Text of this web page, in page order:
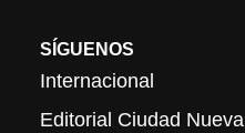
SÍGUENOS
Internacional
Editorial Ciudad Nueva